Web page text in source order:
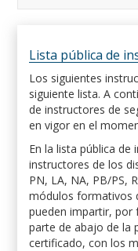
Lista pública de
Los siguientes
siguiente lista. A
de instructores de
en vigor en el
En la lista pública
instructores de los
PN, LA, NA, PB/PS,
módulos formativos
pueden impartir, por
parte de abajo de la
certificado, con los